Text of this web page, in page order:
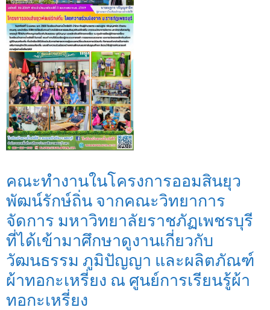
คณะทำงานในโครงการออมสินยุว
พัฒน์รักษ์ถิ่น จากคณะวิทยาการ
จัดการ มหาวิทยาลัยราชภัฏเพชรบุรี
ที่ได้เข้ามาศึกษาดูงานเกี่ยวกับ
วัฒนธรรม ภูมิปัญญา และผลิตภัณฑ์
ผ้าทอกะเหรี่ยง ณ ศูนย์การเรียนรู้ผ้า
ทอกะเหรี่ยง